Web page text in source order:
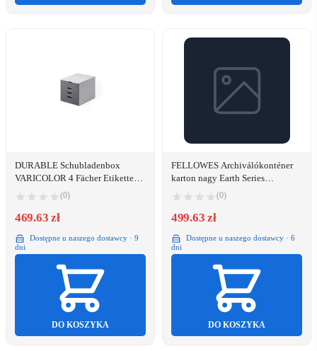
DURABLE Schubladenbox
VARICOLOR 4 Fächer Etiketten
(0)
469.63 zł
Dostępne u naszego dostawcy · 9
dni
DO KOSZYKA
FELLOWES Archiválókonténer
karton nagy Earth Series
(0)
499.63 zł
Dostępne u naszego dostawcy · 6
dni
DO KOSZYKA